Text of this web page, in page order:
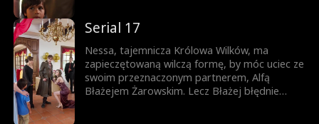
Dopiero gdy życie ich syna jest zagrożone,
pojawia się szansa, by Błażej zrozumiał
prawdę – lecz czy nie będzie już za późno?
Serial 17
Nessa, tajemnicza Królowa Wilków, ma
zapieczętowaną wilczą formę, by móc uciec ze
swoim przeznaczonym partnerem, Alfą
Błażejem Żarowskim. Lecz Błażej błędnie